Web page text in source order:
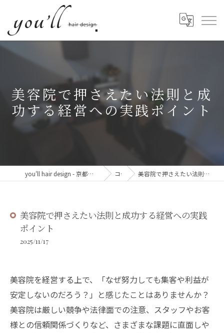
美容院で押さえたい法則と成
功する経営への実践ポイント
you'll hair design - 京都・西院の、髪と心が整う美容室。 コラム 美容院で押さえたい法則と成功する経営への実践ポイント
美容院で押さえたい法則と成功する経営への実践
ポイント
2025/11/17
美容院を経営する上で、「なぜ努力しても集客や利益が
安定しないのだろう？」と感じたことはありませんか？
美容院は厳しい競争や法律面での注意、スタッフやお客
様との信頼関係づくりなど、さまざまな課題に直面しや